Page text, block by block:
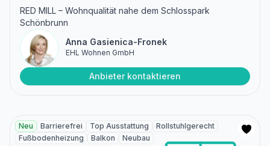
RED MILL – Wohnqualität nahe dem Schlosspark
Schönbrunn
Anna Gasienica-Fronek
EHL Wohnen GmbH
Anbieter kontaktieren
Neu Barrierefrei Top Ausstattung
Rollstuhlgerecht
Fußbodenheizung
Balkon Neubau